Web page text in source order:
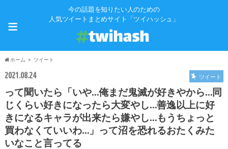
今の話題を知りたい人のための
人気ツイートまとめサイト「ツイハッシュ」
≡
ホーム ツイート
2021.08.24 ツイート
って聞いたら「いや…俺まだ鬼滅が好きやから…同
じくらい好きになったら大変やし…善逸以上に好
きになるキャラが出来たら嫌やし…もうちょっと
買わなくていいわ…」って沼を恐れるおたくみた
いなこと言ってる